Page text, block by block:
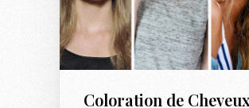
Coloration de